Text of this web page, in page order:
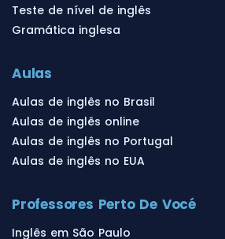
Teste de nível de inglês
Gramática inglesa
Aulas
Aulas de inglês no Brasil
Aulas de inglês online
Aulas de inglês no Portugal
Aulas de inglês no EUA
Professores Perto De Vocé
Inglês em São Paulo